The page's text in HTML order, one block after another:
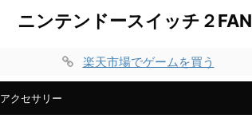
ニンテンドースイッチ２FAN
楽天市場でゲームを買う
アクセサリー